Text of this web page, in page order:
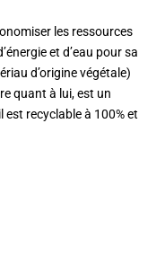
les ressources
et d’eau pour sa
d’origine végétale)
quant à lui, est un
recyclable à 100% et